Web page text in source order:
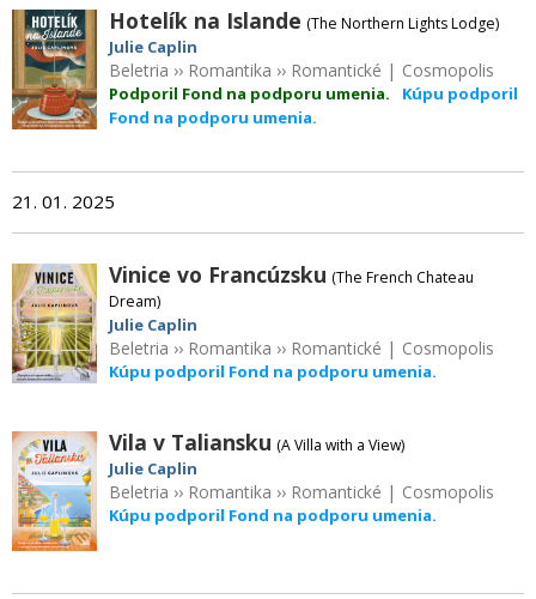
Hotelík na Islande (The Northern Lights Lodge)
Julie Caplin
Beletria ›› Romantika ›› Romantické | Cosmopolis
Podporil Fond na podporu umenia.
Kúpu podporil
Fond na podporu umenia.
21. 01. 2025
Vinice vo Francúzsku (The French Chateau
Dream)
Julie Caplin
Beletria ›› Romantika ›› Romantické | Cosmopolis
Kúpu podporil Fond na podporu umenia.
Vila v Taliansku (A Villa with a View)
Julie Caplin
Beletria ›› Romantika ›› Romantické | Cosmopolis
Kúpu podporil Fond na podporu umenia.